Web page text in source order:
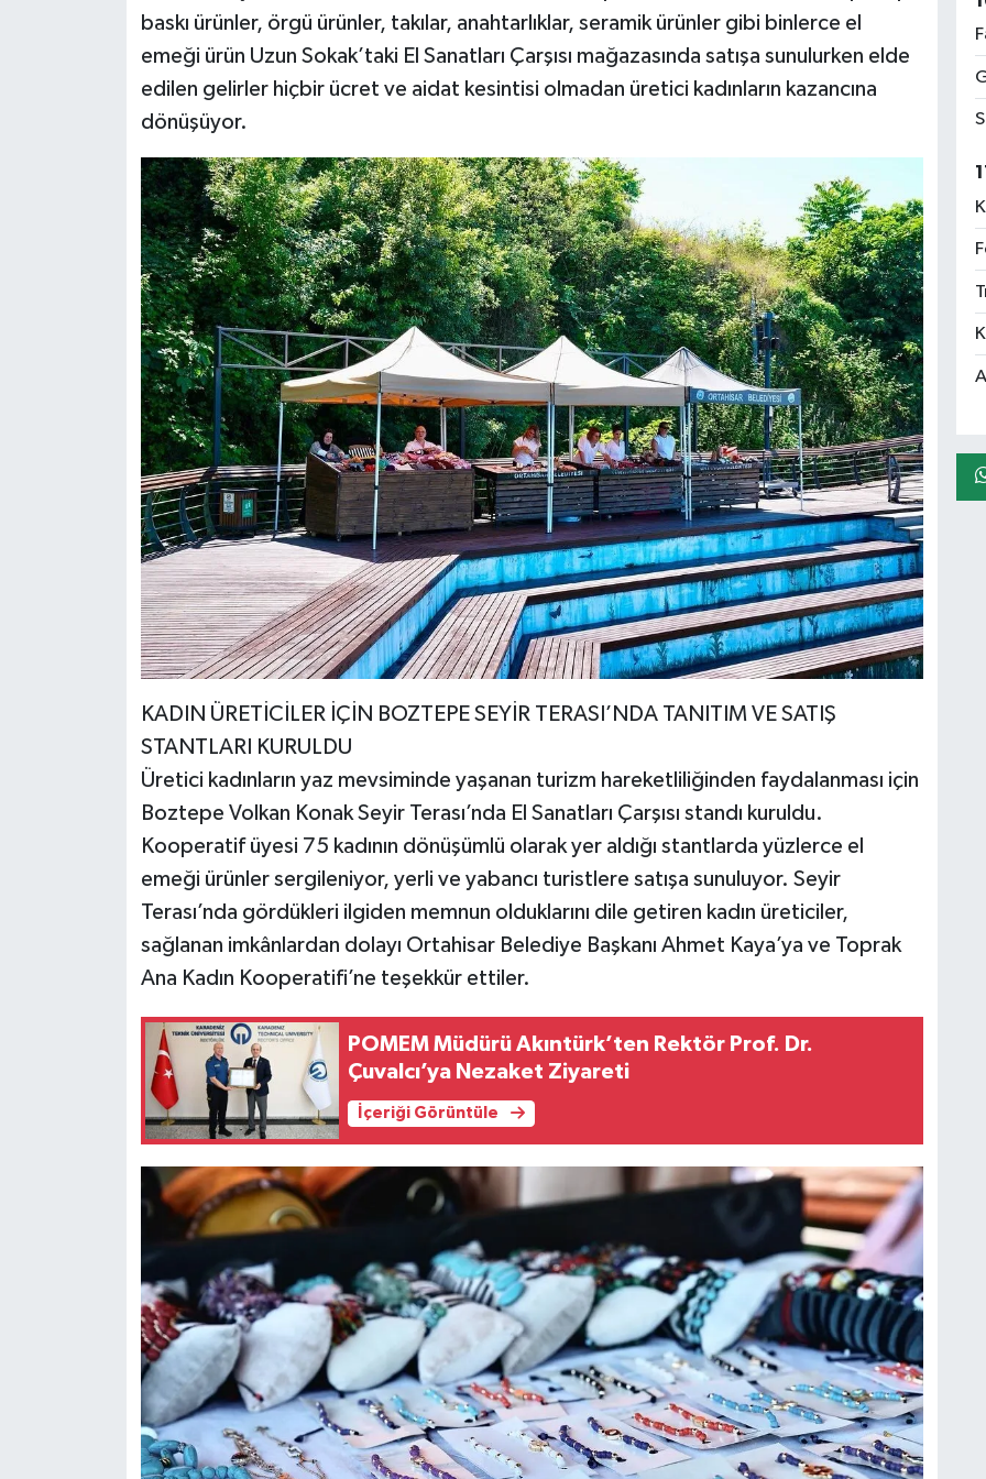
baskı ürünler, örgü ürünler, takılar, anahtarlıklar, seramik ürünler gibi binlerce el
emeği ürün Uzun Sokak’taki El Sanatları Çarşısı mağazasında satışa sunulurken elde
edilen gelirler hiçbir ücret ve aidat kesintisi olmadan üretici kadınların kazancına
dönüşüyor.
KADIN ÜRETİCİLER İÇİN BOZTEPE SEYİR TERASI’NDA TANITIM VE SATIŞ
STANTLARI KURULDU
Üretici kadınların yaz mevsiminde yaşanan turizm hareketliliğinden faydalanması için
Boztepe Volkan Konak Seyir Terası’nda El Sanatları Çarşısı standı kuruldu.
Kooperatif üyesi 75 kadının dönüşümlü olarak yer aldığı stantlarda yüzlerce el
emeği ürünler sergileniyor, yerli ve yabancı turistlere satışa sunuluyor. Seyir
Terası’nda gördükleri ilgiden memnun olduklarını dile getiren kadın üreticiler,
sağlanan imkânlardan dolayı Ortahisar Belediye Başkanı Ahmet Kaya’ya ve Toprak
Ana Kadın Kooperatifi’ne teşekkür ettiler.
POMEM Müdürü Akıntürk’ten Rektör Prof. Dr.
Çuvalcı’ya Nezaket Ziyareti
İçeriği Görüntüle